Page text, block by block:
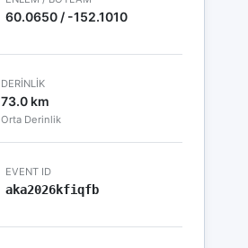
60.0650 / -152.1010
DERINLIK
73.0 km
Orta Derinlik
EVENT ID
aka2026kfiqfb